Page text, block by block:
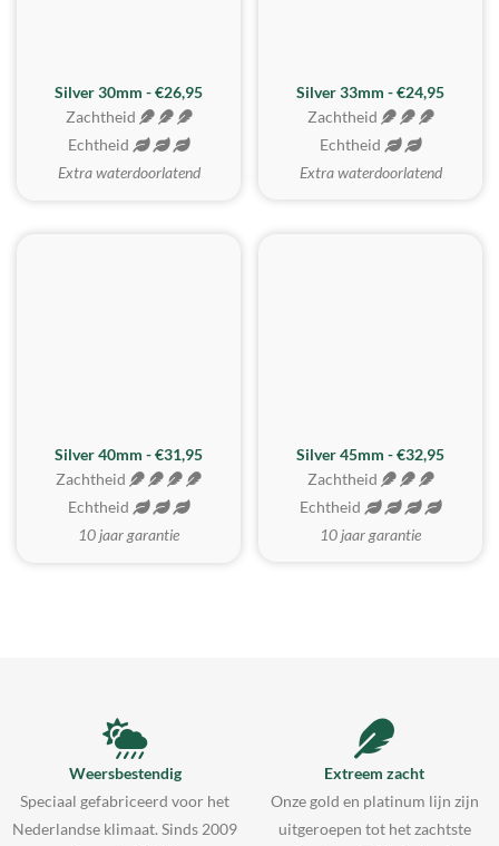
Silver 30mm - €26,95
Zachtheid
Echtheid
Extra waterdoorlatend
Silver 33mm - €24,95
Zachtheid
Echtheid
Extra waterdoorlatend
Silver 40mm - €31,95
Zachtheid
Echtheid
10 jaar garantie
MEEST GEKOZEN
Silver 45mm - €32,95
Zachtheid
Echtheid
10 jaar garantie
Weersbestendig
Speciaal gefabriceerd voor het
Nederlandse klimaat. Sinds 2009
Extreem zacht
Onze gold en platinum lijn zijn
uitgeroepen tot het zachtste